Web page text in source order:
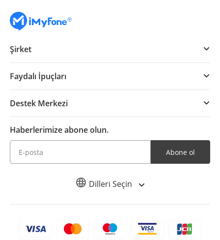
Dilleri Seçin
Şirket
Faydalı İpuçları
Destek Merkezi
Haberlerimize abone olun.
Abone ol